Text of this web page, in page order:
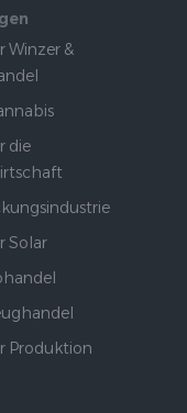
Winzer &
die
Solar
Produktion